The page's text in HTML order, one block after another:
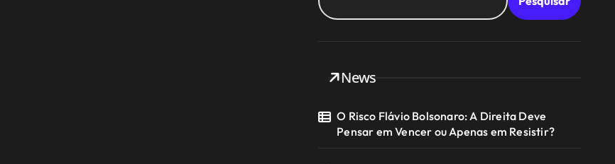
News
O Risco Flávio Bolsonaro: A Direita Deve
Pensar em Vencer ou Apenas em Resistir?